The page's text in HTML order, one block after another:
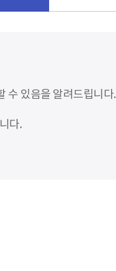
수 있음을 알려드립니다.
다.